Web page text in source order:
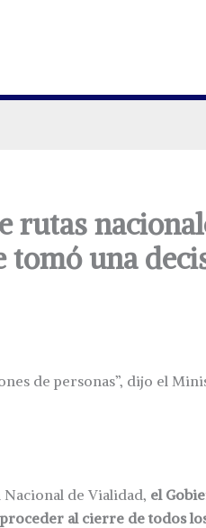
tomó una
de personas”, dijo el
de Vialidad, el
al cierre de todos